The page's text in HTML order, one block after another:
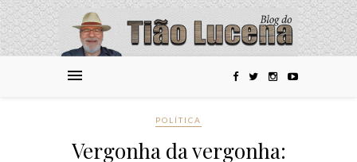
POLÍTICA
Vergonha da vergonha: